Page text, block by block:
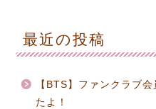
最近の投稿
【BTS】ファンクラブ
たよ！